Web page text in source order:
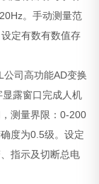
。手动测量范
定有数有数值存
司高功能AD变换
露窗口完成人机
测量界限：0-200
度为0.5级。设定
指示及切断总电